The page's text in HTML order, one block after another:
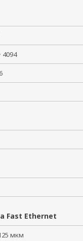
4094
Fast Ethernet
мкм